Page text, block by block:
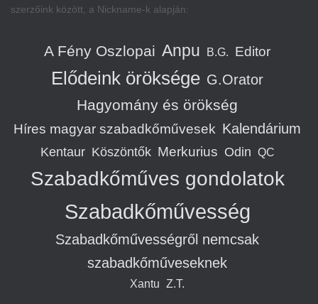
szerzőink között, a Nickname-k alapján:
A Fény Oszlopai Anpu B.G. Editor
Elődeink öröksége G.Orator
Hagyomány és örökség
Híres magyar szabadkőművesek Kalendárium
Kentaur Köszöntők Merkurius Odin QC
Szabadkőműves gondolatok
Szabadkőművesség
Szabadkőművességről nemcsak
szabadkőműveseknek
Xantu Z.T.